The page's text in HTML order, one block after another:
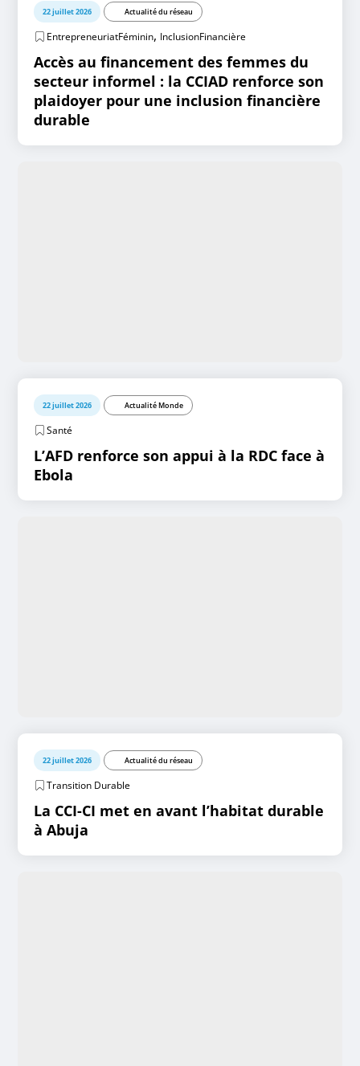
22 juillet 2026 Actualité du réseau
EntrepreneuriatFéminin, InclusionFinancière
Accès au financement des femmes du
secteur informel : la CCIAD renforce son
plaidoyer pour une inclusion financière
durable
22 juillet 2026 Actualité Monde
Santé
L’AFD renforce son appui à la RDC face à
Ebola
22 juillet 2026 Actualité du réseau
Transition Durable
La CCI-CI met en avant l’habitat durable
à Abuja